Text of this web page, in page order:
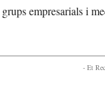
empresarials i
- Et